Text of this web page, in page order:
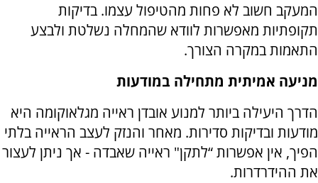
המעקב חשוב לא פחות מהטיפול עצמו. בדיקות
תקופתיות מאפשרות לוודא שהמחלה נשלטת ולבצע
התאמות במקרה הצורך.
מניעה אמיתית מתחילה במודעות
הדרך היעילה ביותר למנוע אובדן ראייה מגלאוקומה היא
מודעות ובדיקות סדירות. מאחר והנזק לעצב הראייה בלתי
הפיך, אין אפשרות “לתקן" ראייה שאבדה - אך ניתן לעצור
את ההידרדרות.